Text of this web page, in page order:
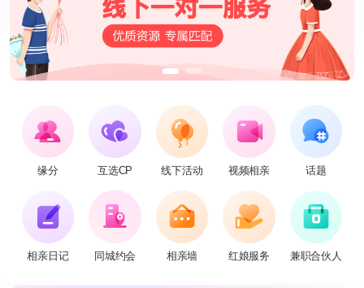
缘分 互选CP 线下活动 视频相亲 话题
相亲日记 同城约会 相亲墙 红娘服务 兼职合伙人